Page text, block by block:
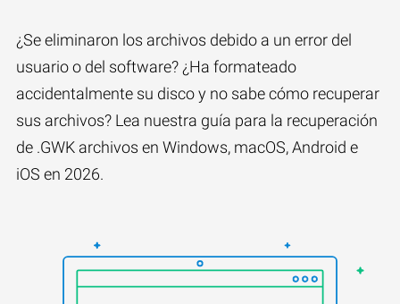
¿Se eliminaron los archivos debido a un error del
usuario o del software? ¿Ha formateado
accidentalmente su disco y no sabe cómo recuperar
sus archivos? Lea nuestra guía para la recuperación
de .GWK archivos en Windows, macOS, Android e
iOS en 2026.